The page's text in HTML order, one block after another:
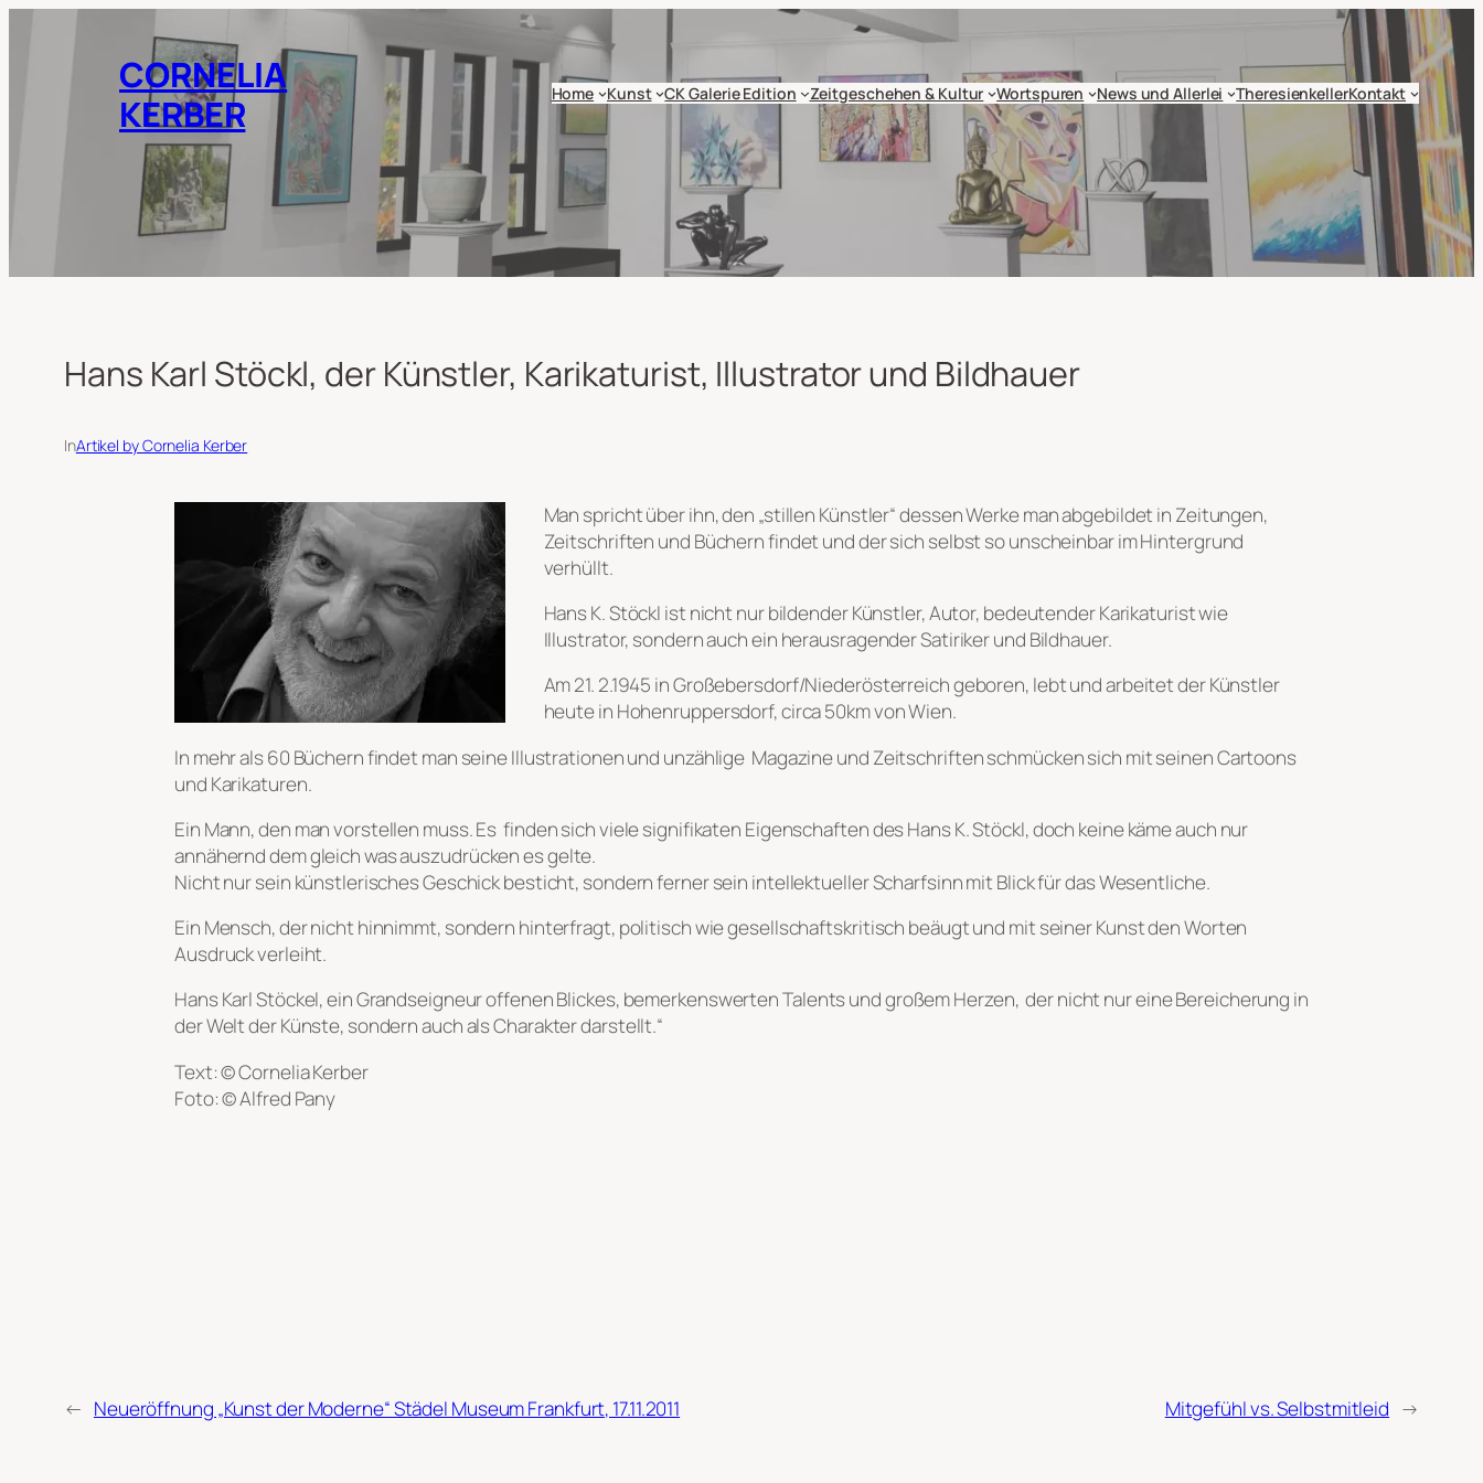
CORNELIA
KERBER
Home Kunst CK Galerie Edition Zeitgeschehen & Kultur Wortspuren News und Allerlei TheresienkellerKontakt
Hans Karl Stöckl, der Künstler, Karikaturist, Illustrator und Bildhauer
InArtikel by Cornelia Kerber
Man spricht über ihn, den „stillen Künstler“ dessen Werke man abgebildet in Zeitungen,
Zeitschriften und Büchern findet und der sich selbst so unscheinbar im Hintergrund
verhüllt.
Hans K. Stöckl ist nicht nur bildender Künstler, Autor, bedeutender Karikaturist wie
Illustrator, sondern auch ein herausragender Satiriker und Bildhauer.
Am 21. 2.1945 in Großebersdorf/Niederösterreich geboren, lebt und arbeitet der Künstler
heute in Hohenruppersdorf, circa 50km von Wien.
In mehr als 60 Büchern findet man seine Illustrationen und unzählige Magazine und Zeitschriften schmücken sich mit seinen Cartoons
und Karikaturen.
Ein Mann, den man vorstellen muss. Es finden sich viele signifikaten Eigenschaften des Hans K. Stöckl, doch keine käme auch nur
annähernd dem gleich was auszudrücken es gelte.
Nicht nur sein künstlerisches Geschick besticht, sondern ferner sein intellektueller Scharfsinn mit Blick für das Wesentliche.
Ein Mensch, der nicht hinnimmt, sondern hinterfragt, politisch wie gesellschaftskritisch beäugt und mit seiner Kunst den Worten
Ausdruck verleiht.
Hans Karl Stöckel, ein Grandseigneur offenen Blickes, bemerkenswerten Talents und großem Herzen, der nicht nur eine Bereicherung in
der Welt der Künste, sondern auch als Charakter darstellt.“
Text: © Cornelia Kerber
Foto: © Alfred Pany
← Neueröffnung „Kunst der Moderne“ Städel Museum Frankfurt, 17.11.2011 Mitgefühl vs. Selbstmitleid →